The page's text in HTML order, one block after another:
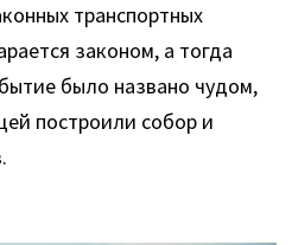
транспортных
законом, а тогда
было названо чудом,
построили собор и